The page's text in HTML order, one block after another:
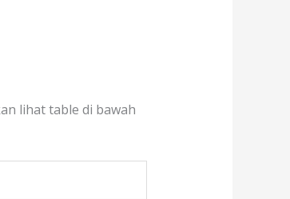
lihat table di bawah